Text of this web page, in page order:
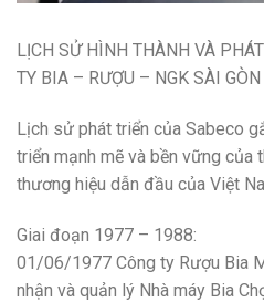
LỊCH SỬ HÌNH THÀNH VÀ
TY BIA – RƯỢU – NGK SÀI GÒN
Lịch sử phát triển của Sabeco
triển mạnh mẽ và bền vững của
thương hiệu dẫn đầu của Việt
Giai đoạn 1977 – 1988:
01/06/1977 Công ty Rượu Bia
nhận và quản lý Nhà máy Bia